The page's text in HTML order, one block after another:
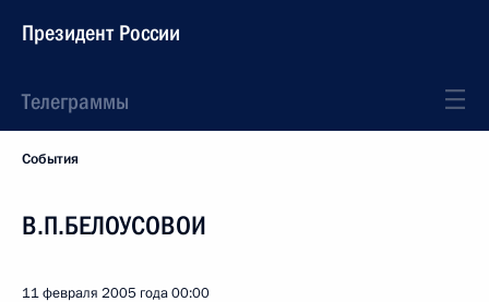
Президент России
Телеграммы
События
В.П.БЕЛОУСОВОИ
11 февраля 2005 года00:00